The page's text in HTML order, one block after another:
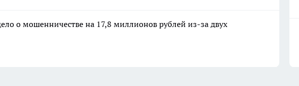
о мошенничестве на 17,8 миллионов рублей из-за двух